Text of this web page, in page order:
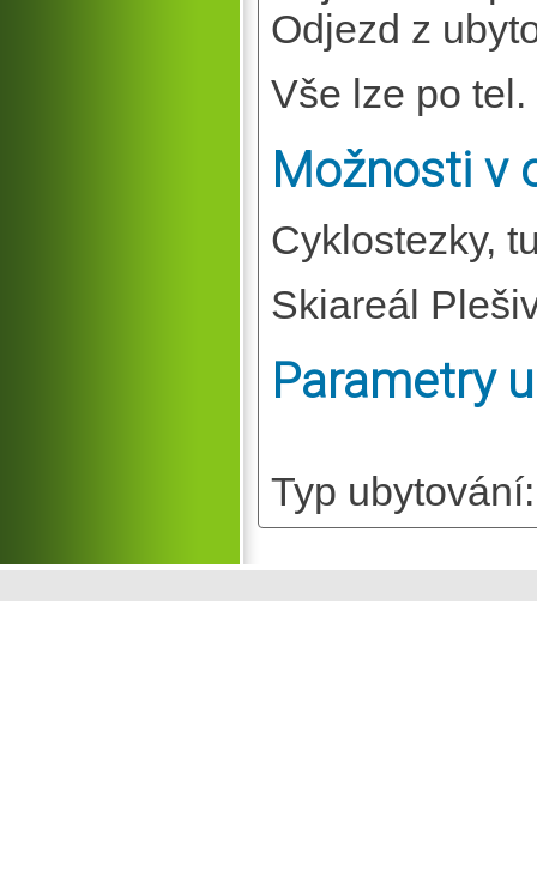
Odjezd z
Vše lze po
Možnosti v
Cyklostezky,
Skiareál
Parametry
Typ